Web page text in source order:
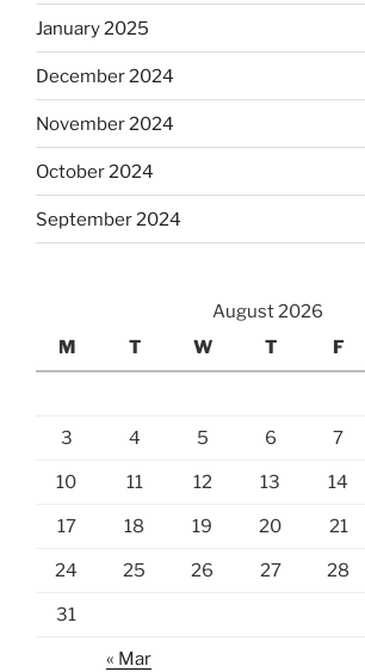
January 2025
December 2024
November 2024
October 2024
September 2024
August 2026
M
T W T F
3 4 5 6 7
10 11 12 13 14
17 18 19 20 21
24 25 26 27 28
31
« Mar